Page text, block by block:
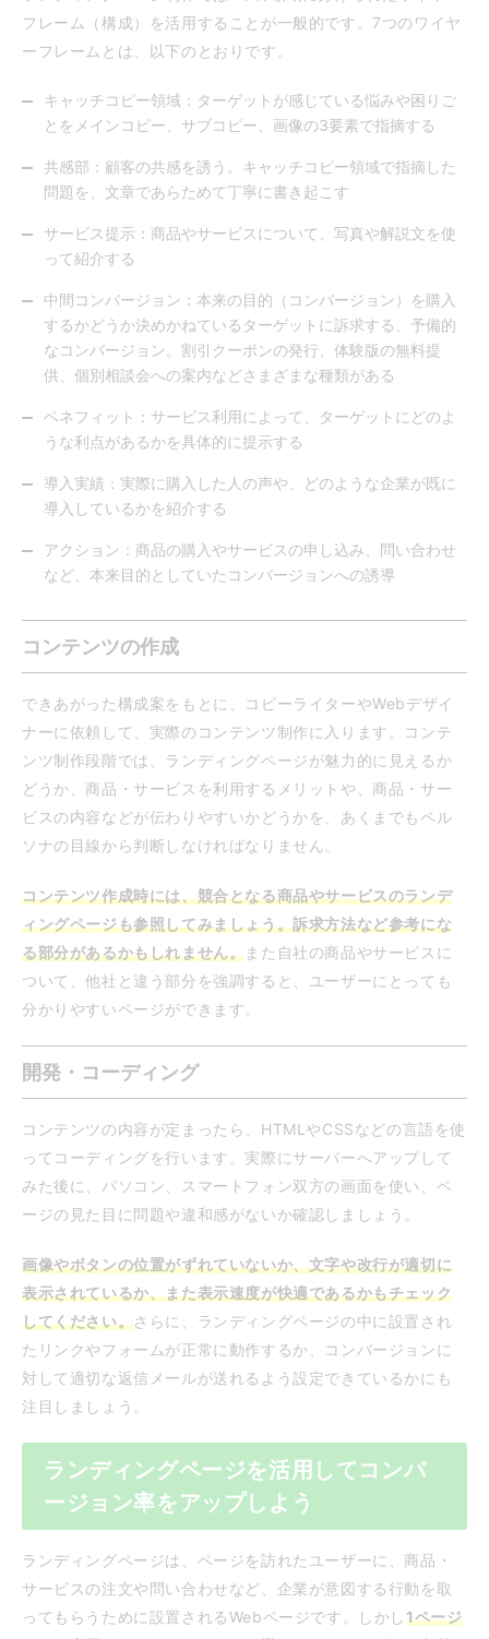
フレーム（構成）を活用することが一般的です。7つのワイヤ
ーフレームとは、以下のとおりです。
キャッチコピー領域：ターゲットが感じている悩みや困りご
とをメインコピー、サブコピー、画像の3要素で指摘する
共感部：顧客の共感を誘う。キャッチコピー領域で指摘した
問題を、文章であらためて丁寧に書き起こす
サービス提示：商品やサービスについて、写真や解説文を使
って紹介する
中間コンバージョン：本来の目的（コンバージョン）を購入
するかどうか決めかねているターゲットに訴求する、予備的
なコンバージョン。割引クーポンの発行、体験版の無料提
供、個別相談会への案内などさまざまな種類がある
ベネフィット：サービス利用によって、ターゲットにどのよ
うな利点があるかを具体的に提示する
導入実績：実際に購入した人の声や、どのような企業が既に
導入しているかを紹介する
アクション：商品の購入やサービスの申し込み、問い合わせ
など、本来目的としていたコンバージョンへの誘導
コンテンツの作成
できあがった構成案をもとに、コピーライターやWebデザイ
ナーに依頼して、実際のコンテンツ制作に入ります。コンテ
ンツ制作段階では、ランディングページが魅力的に見えるか
どうか、商品・サービスを利用するメリットや、商品・サー
ビスの内容などが伝わりやすいかどうかを、あくまでもペル
ソナの目線から判断しなければなりません。
コンテンツ作成時には、競合となる商品やサービスのランデ
ィングページも参照してみましょう。訴求方法など参考にな
る部分があるかもしれません。また自社の商品やサービスに
ついて、他社と違う部分を強調すると、ユーザーにとっても
分かりやすいページができます。
開発・コーディング
コンテンツの内容が定まったら、HTMLやCSSなどの言語を使
ってコーディングを行います。実際にサーバーへアップして
みた後に、パソコン、スマートフォン双方の画面を使い、ペ
ージの見た目に問題や違和感がないか確認しましょう。
画像やボタンの位置がずれていないか、文字や改行が適切に
表示されているか、また表示速度が快適であるかもチェック
してください。さらに、ランディングページの中に設置され
たリンクやフォームが正常に動作するか、コンバージョンに
対して適切な返信メールが送れるよう設定できているかにも
注目しましょう。
ランディングページを活用してコンバ
ージョン率をアップしよう
ランディングページは、ページを訪れたユーザーに、商品・
サービスの注文や問い合わせなど、企業が意図する行動を取
ってもらうために設置されるWebページです。しかし1ページ